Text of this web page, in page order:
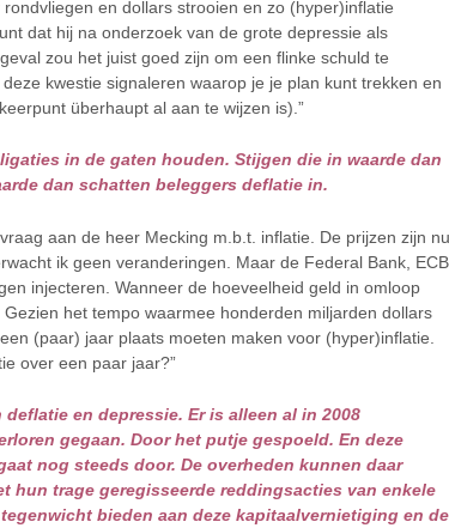
en dollars strooien en zo (hyper)inflatie
dat hij na onderzoek van de grote depressie als
zou het juist goed zijn om een flinke schuld te
kwestie signaleren waarop je je plan kunt trekken en
überhaupt al aan te wijzen is).”
in de gaten houden. Stijgen die in waarde dan
dan schatten beleggers deflatie in.
aan de heer Mecking m.b.t. inflatie. De prijzen zijn nu
ik geen veranderingen. Maar de Federal Bank, ECB
injecteren. Wanneer de hoeveelheid geld in omloop
het tempo waarmee honderden miljarden dollars
(paar) jaar plaats moeten maken voor (hyper)inflatie.
over een paar jaar?”
en depressie. Er is alleen al in 2008
gegaan. Door het putje gespoeld. En deze
nog steeds door. De overheden kunnen daar
hun trage geregisseerde reddingsacties van enkele
bieden aan deze kapitaalvernietiging en de